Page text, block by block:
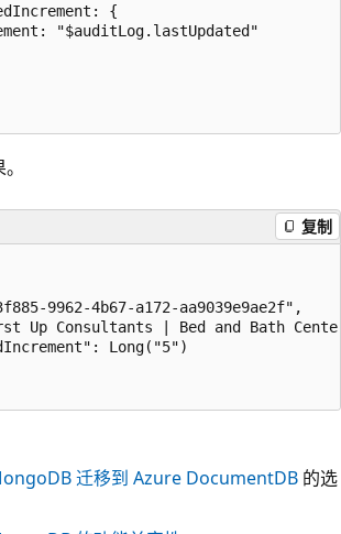
{
"$auditLog.lastUpdated"
复制
9962-4b67-a172-aa9039e9ae2f",
Up Consultants | Bed and Bath
Long("5")
迁移到 Azure DocumentDB 的选